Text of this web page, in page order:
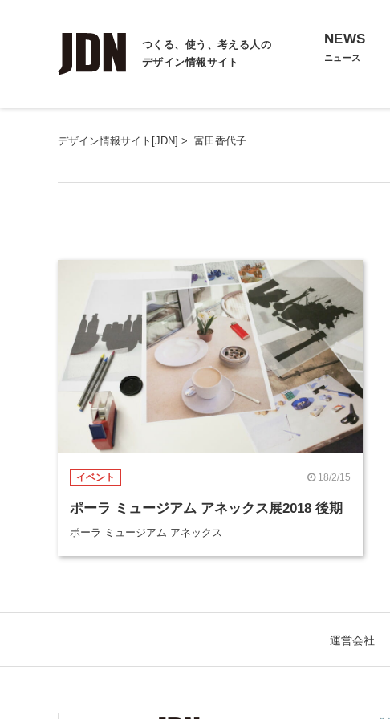
つくる、使う、考える人の
デザイン情報サイト
NEWS
ニュース
デザイン情報サイト[JDN] > 富田香代子
イベント 18/2/15
ポーラ ミュージアム アネックス展2018 後期
ポーラ ミュージアム アネックス
運営会社